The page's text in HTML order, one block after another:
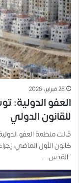
28 فبراير، 2026
العفو الدولية:
للقانون الدولي
قالت منظمة العفو
كانون الأول الماضي،
“القدس…